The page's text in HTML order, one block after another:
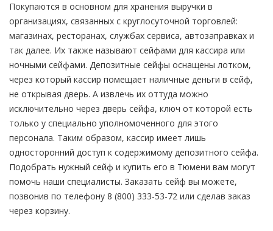
Покупаются в основном для хранения выручки в
организациях, связанных с круглосуточной торговлей:
магазинах, ресторанах, службах сервиса, автозаправках и
так далее. Их также называют сейфами для кассира или
ночными сейфами. Депозитные сейфы оснащены лотком,
через который кассир помещает наличные деньги в сейф,
не открывая дверь. А извлечь их оттуда можно
исключительно через дверь сейфа, ключ от которой есть
только у специально уполномоченного для этого
персонала. Таким образом, кассир имеет лишь
односторонний доступ к содержимому депозитного сейфа.
Подобрать нужный сейф и купить его в Тюмени вам могут
помочь наши специалисты. Заказать сейф вы можете,
позвонив по телефону 8 (800) 333-53-72 или сделав заказ
через корзину.